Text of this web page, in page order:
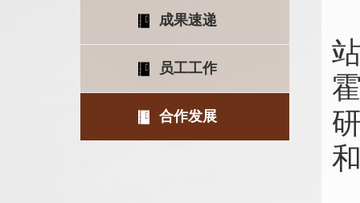
成果速递
员工工作
合作发展